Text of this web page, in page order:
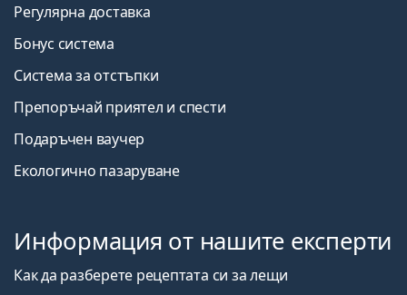
Регулярна доставка
Бонус система
Система за отстъпки
Препоръчай приятел и спести
Подаръчен ваучер
Екологично пазаруване
Информация от нашите експерти
Как да разберете рецептата си за лещи